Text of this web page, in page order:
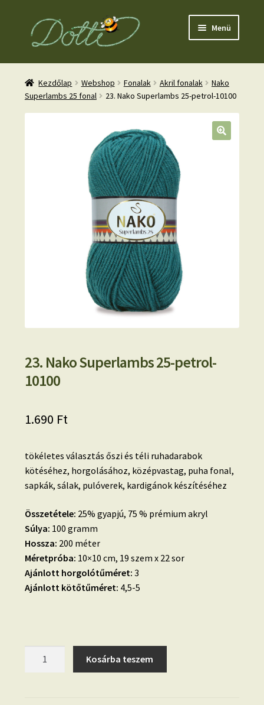
Ugrás
Kilépés
Menü
Kezdőlap Webshop Fonalak Akril fonalak
Nako
Superlambs 25 fonal
23. Nako Superlambs 25-petrol-10100
23. Nako Superlambs 25-petrol-
10100
1.690 Ft
tökéletes választás őszi és téli ruhadarabok
kötéséhez, horgolásához, középvastag, puha fonal,
sapkák, sálak, pulóverek, kardigánok készítéséhez
Összetétele: 25% gyapjú, 75 % prémium akryl
Súlya: 100 gramm
Hossza: 200 méter
Méretpróba: 10×10 cm, 19 szem x 22 sor
Ajánlott horgolótűméret: 3
Ajánlott kötőtűméret: 4,5-5
Kosárba teszem